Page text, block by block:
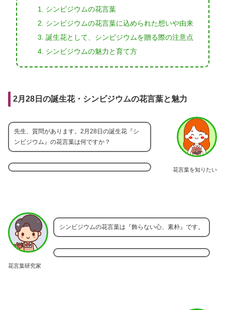
シンビジウムの花言葉
シンビジウムの花言葉に込められた想いや由来
誕生花として、シンビジウムを贈る際の注意点
シンビジウムの魅力と育て方
2月28日の誕生花・シンビジウムの花言葉と魅力
花言葉を知りたい
先生、質問があります。2月28日の誕生花『シ
ンビジウム』の花言葉は何ですか？
花言葉研究家
シンビジウムの花言葉は『飾らない心、素朴』です。